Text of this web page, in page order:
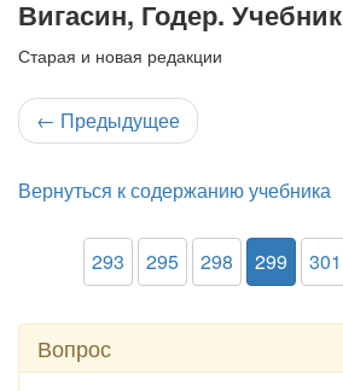
Вигасин, Годер. Учебник
Старая и новая редакции
← Предыдущее
Вернуться к содержанию учебника
293 295 298 299 301
Вопрос